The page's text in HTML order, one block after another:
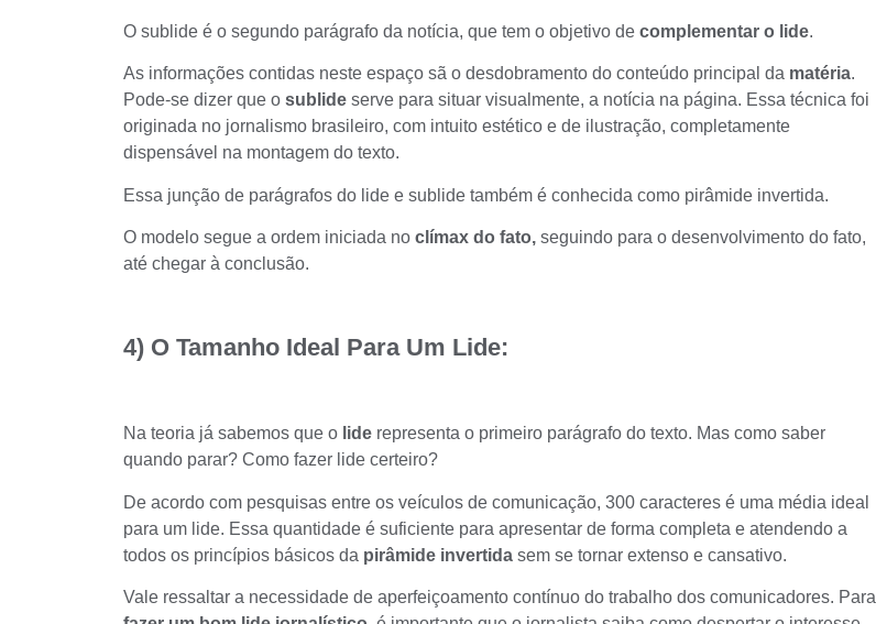
O sublide é o segundo parágrafo da notícia, que tem o objetivo de complementar o lide.
As informações contidas neste espaço sã o desdobramento do conteúdo principal da matéria.
Pode-se dizer que o sublide serve para situar visualmente, a notícia na página. Essa técnica foi
originada no jornalismo brasileiro, com intuito estético e de ilustração, completamente
dispensável na montagem do texto.
Essa junção de parágrafos do lide e sublide também é conhecida como pirâmide invertida.
O modelo segue a ordem iniciada no clímax do fato, seguindo para o desenvolvimento do fato,
até chegar à conclusão.
4) O Tamanho Ideal Para Um Lide:
Na teoria já sabemos que o lide representa o primeiro parágrafo do texto. Mas como saber
quando parar? Como fazer lide certeiro?
De acordo com pesquisas entre os veículos de comunicação, 300 caracteres é uma média ideal
para um lide. Essa quantidade é suficiente para apresentar de forma completa e atendendo a
todos os princípios básicos da pirâmide invertida sem se tornar extenso e cansativo.
Vale ressaltar a necessidade de aperfeiçoamento contínuo do trabalho dos comunicadores. Para